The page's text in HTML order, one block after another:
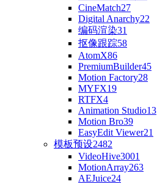
CineMatch27
Digital Anarchy22
编码渲染31
抠像跟踪58
AtomX86
PremiumBuilder45
Motion Factory28
MYFX19
RTFX4
Animation Studio13
Motion Bro39
EasyEdit Viewer21
模板预设2482
VideoHive3001
MotionArray263
AEJuice24